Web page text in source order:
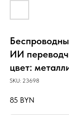
ИИ
цвет:
SKU: 23698
85 BYN